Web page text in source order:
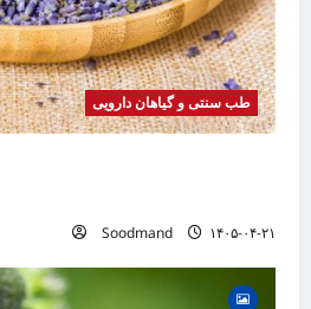
طب سنتی و گیاهان دارویی
Soodmand ۱۴۰۵-۰۴-۲۱